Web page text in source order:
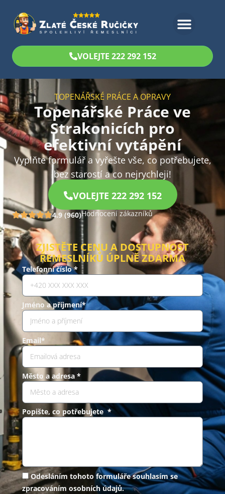
VOLEJTE 222 292 152
TOPENÁŘSKÉ PRÁCE A OPRAVY
Topenářské Práce ve
Strakonicích pro
efektivní vytápění
Vyplňte formulář a vyřešte vše, co potřebujete,
bez starostí a co nejrychleji!
VOLEJTE 222 292 152
4.9 (960)Hodnocení zákazníků
ZJISTĚTE CENU A DOSTUPNOST
ŘEMESLNÍKŮ ÚPLNĚ ZDARMA
Telefonní číslo *
Jméno a příjmení*
Email*
Město a adresa *
Popište, co potřebujete *
Odesláním tohoto formuláře souhlasím se
zpracováním osobních údajů.